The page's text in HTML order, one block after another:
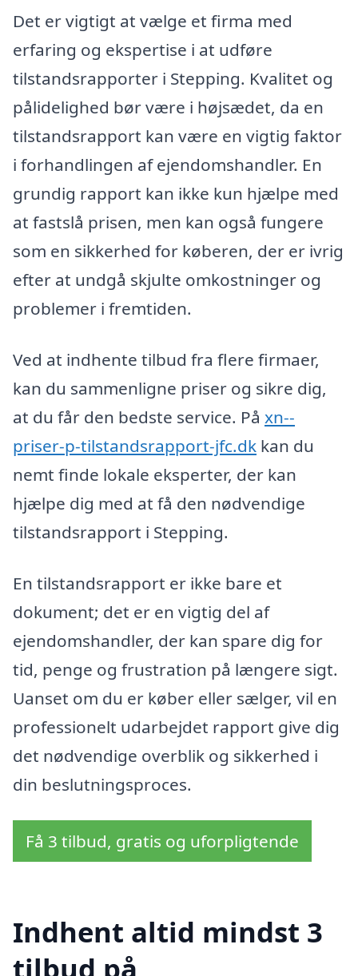
Det er vigtigt at vælge et firma med
erfaring og ekspertise i at udføre
tilstandsrapporter i Stepping. Kvalitet og
pålidelighed bør være i højsædet, da en
tilstandsrapport kan være en vigtig faktor
i forhandlingen af ejendomshandler. En
grundig rapport kan ikke kun hjælpe med
at fastslå prisen, men kan også fungere
som en sikkerhed for køberen, der er ivrig
efter at undgå skjulte omkostninger og
problemer i fremtiden.
Ved at indhente tilbud fra flere firmaer,
kan du sammenligne priser og sikre dig,
at du får den bedste service. På xn--
priser-p-tilstandsrapport-jfc.dk kan du
nemt finde lokale eksperter, der kan
hjælpe dig med at få den nødvendige
tilstandsrapport i Stepping.
En tilstandsrapport er ikke bare et
dokument; det er en vigtig del af
ejendomshandler, der kan spare dig for
tid, penge og frustration på længere sigt.
Uanset om du er køber eller sælger, vil en
professionelt udarbejdet rapport give dig
det nødvendige overblik og sikkerhed i
din beslutningsproces.
Få 3 tilbud, gratis og uforpligtende
Indhent altid mindst 3
tilbud på